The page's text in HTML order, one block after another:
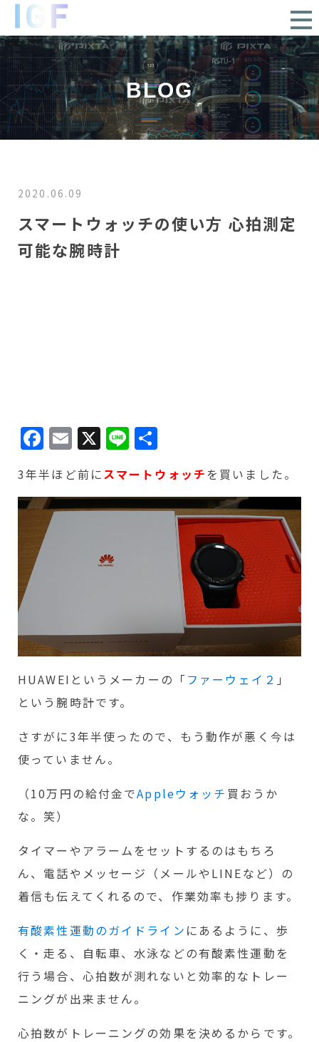
BLOG
2020.06.09
スマートウォッチの使い方 心拍測定
可能な腕時計
Facebook
Email
X Line
有
3年半ほど前にスマートウォッチ を買いました。
HUAWEIというメーカーの「 ファーウェイ２ 」
という腕時計です。
さすがに3年半使ったので、もう動作が悪く今は
使っていません。
（10万円の給付金でAppleウォッチ 買おうか
な。笑）
タイマーやアラームをセットするのはもちろ
ん、電話やメッセージ（メールやLINEなど）の
着信も伝えてくれるので、作業効率も捗ります。
有酸素性運動のガイドライン にあるように、歩
く・走る、自転車、水泳などの有酸素性運動を
行う場合、心拍数が測れないと効率的なトレー
ニングが出来ません。
心拍数がトレーニングの効果を決めるからです。